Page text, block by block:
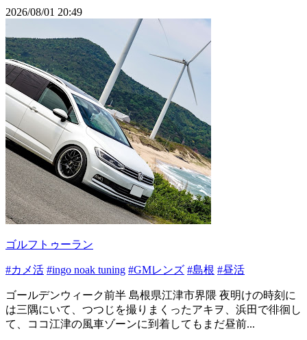
2026/08/01 20:49
ゴルフトゥーラン
#カメ活 #ingo noak tuning #GMレンズ #島根 #昼活
ゴールデンウィーク前半 島根県江津市界隈 夜明けの時刻に
は三隅にいて、つつじを撮りまくったアキヲ、浜田で徘徊し
て、ココ江津の風車ゾーンに到着してもまだ昼前...